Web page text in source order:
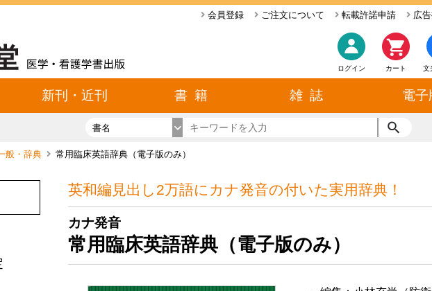
広
転載許諾申請
ご注文について
会員登録
文
カート
ログイン
新刊・近刊 書 籍 雑 誌 電子
書名
般・辞典 常用臨床英語辞典（電子版のみ）
英和編見出し2万語にカナ発音の付いた実用辞典！
カナ発音
常用臨床英語辞典（電子版のみ）